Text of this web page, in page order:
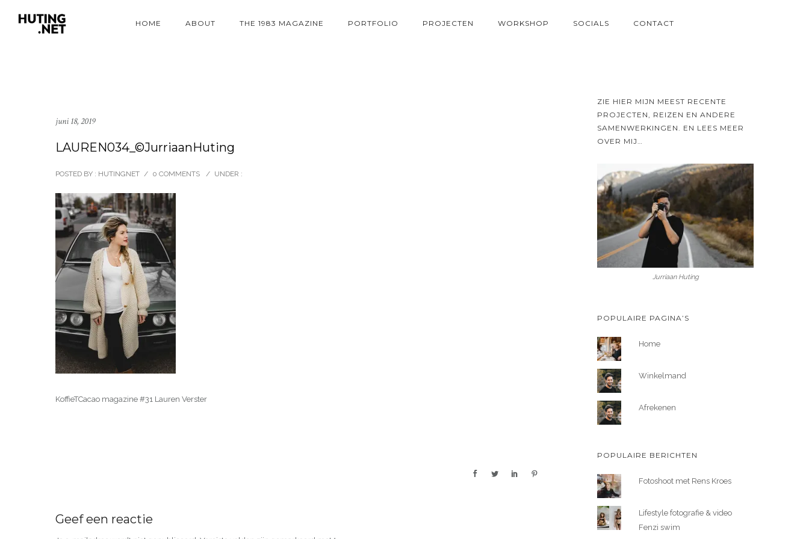
HOME ABOUT THE 1983 MAGAZINE PORTFOLIO PROJECTEN WORKSHOP SOCIALS CONTACT
juni 18, 2019
LAUREN034_©JurriaanHuting
POSTED BY : HUTINGNET / 0 COMMENTS / UNDER :
KoffieTCacao magazine #31 Lauren Verster
Geef een reactie
ZIE HIER MIJN MEEST RECENTE
PROJECTEN, REIZEN EN ANDERE
SAMENWERKINGEN. EN LEES MEER
OVER MIJ…
Jurriaan Huting
POPULAIRE PAGINA’S
Home
Winkelmand
Afrekenen
POPULAIRE BERICHTEN
Fotoshoot met Rens Kroes
Lifestyle fotografie & video
Fenzi swim